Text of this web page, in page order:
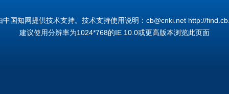
中国知网提供技术支持。技术支持使用说明：cb@cnki.net http://
建议使用分辨率为1024*768的IE 10.0或更高版本浏览此页面